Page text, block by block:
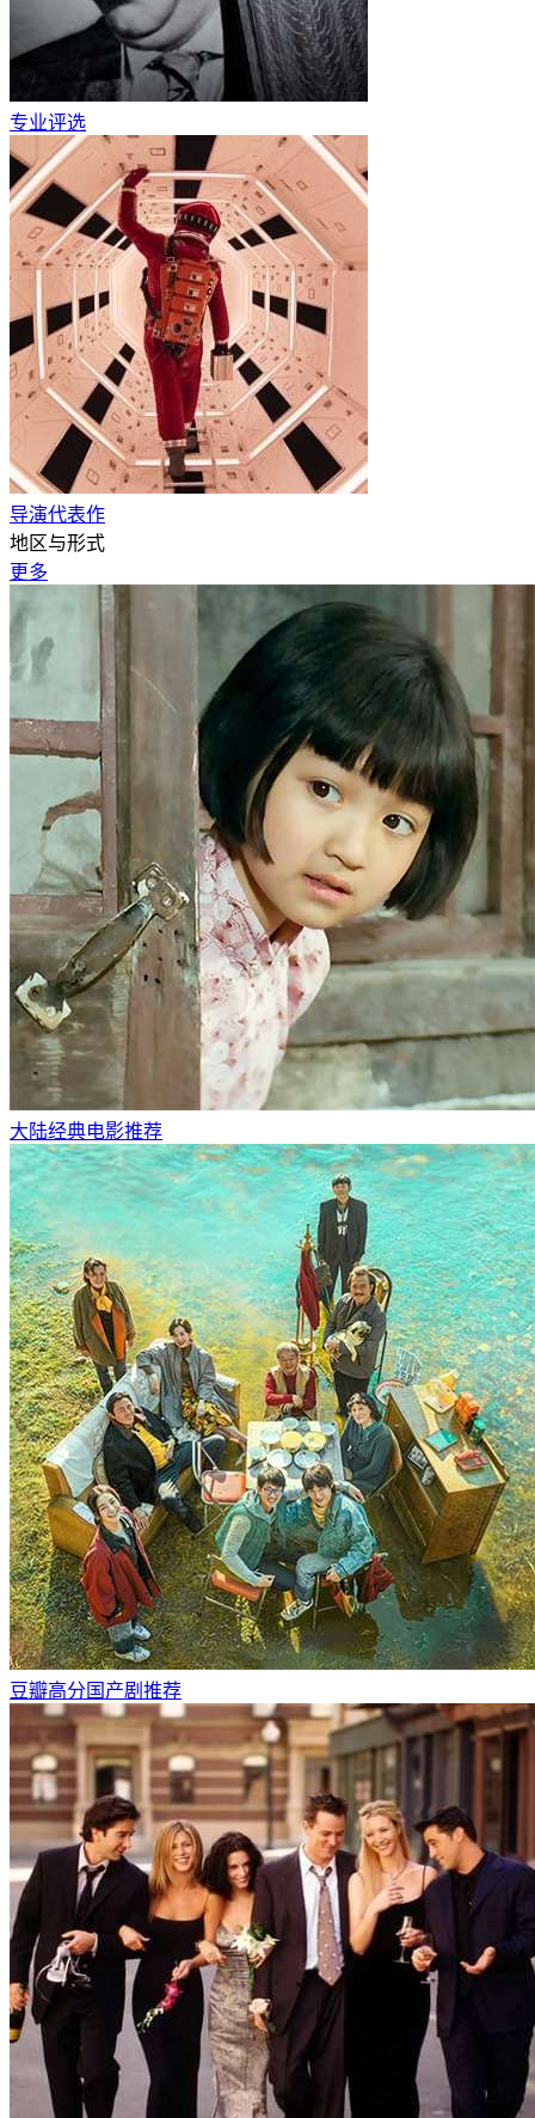
专业评选
导演代表作
地区与形式
更多
大陆经典电影推荐
豆瓣高分国产剧推荐